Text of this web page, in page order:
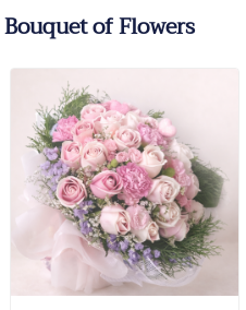
Bouquet of Flowers